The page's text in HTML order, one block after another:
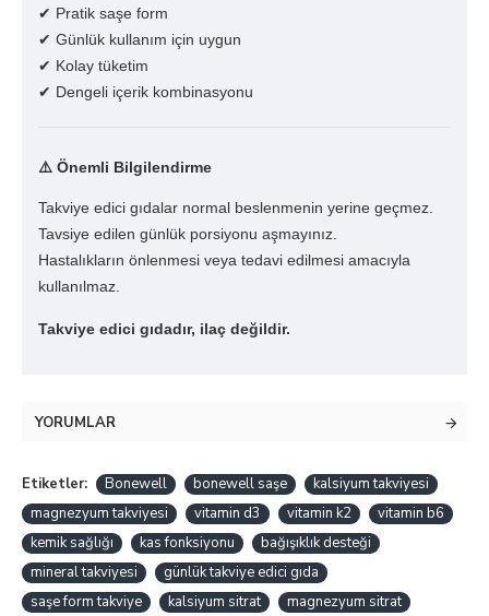
✔ Pratik saşe form
✔ Günlük kullanım için uygun
✔ Kolay tüketim
✔ Dengeli içerik kombinasyonu
⚠️ Önemli Bilgilendirme
Takviye edici gıdalar normal beslenmenin yerine geçmez.
Tavsiye edilen günlük porsiyonu aşmayınız.
Hastalıkların önlenmesi veya tedavi edilmesi amacıyla
kullanılmaz.
Takviye edici gıdadır, ilaç değildir.
YORUMLAR
Etiketler: Bonewell bonewell saşe
kalsiyum takviyesi
magnezyum takviyesi
vitamin d3 vitamin k2
vitamin b6
kemik sağlığı
kas fonksiyonu
bağışıklık desteği
mineral takviyesi
günlük takviye edici gıda
saşe form takviye
kalsiyum sitrat magnezyum sitrat